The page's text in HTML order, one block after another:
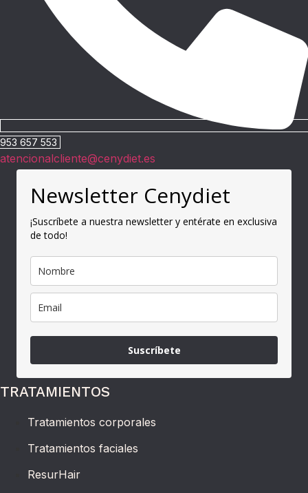
953 657 553
atencionalcliente@cenydiet.es
Newsletter Cenydiet
¡Suscríbete a nuestra newsletter y entérate en exclusiva
de todo!
Suscríbete
TRATAMIENTOS
Tratamientos corporales
Tratamientos faciales
ResurHair